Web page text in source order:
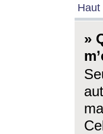
Haut
»